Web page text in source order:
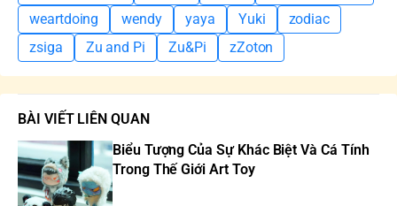
weartdoing
wendy yaya Yuki
zodiac
zsiga
Zu and Pi Zu&Pi zZoton
BÀI VIẾT LIÊN QUAN
Biểu Tượng Của Sự Khác Biệt Và Cá Tính
Trong Thế Giới Art Toy